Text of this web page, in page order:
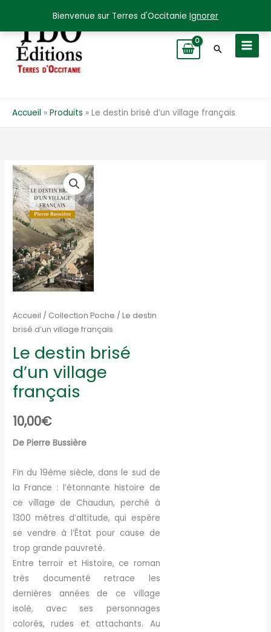
Bienvenue sur Terres d'Occitanie Ignorer
contenu
Accueil Produits Le destin brisé d’un village français
Accueil / Collection Poche / Le destin
brisé d’un village français
Le destin brisé
d’un village
français
10,00€
De Pierre Bussière
Fin du 19éme siècle, dans le sud de
la France : l’étonnante histoire de
ce village de Chaudun, perché à
1300 mètres d’altitude, qui espère
se vendre à l’État pour cause de
trop grande pauvreté.
Entre terroir et Histoire, ce roman
très documenté retrace les
dernières années de ce village
isolé, avec ses personnages
colorés, rudes et attachants. Au